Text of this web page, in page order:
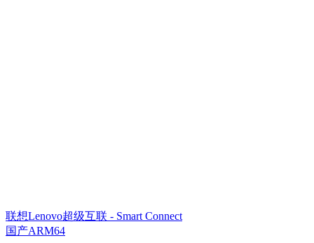
联想Lenovo超级互联 - Smart Connect
国产ARM64